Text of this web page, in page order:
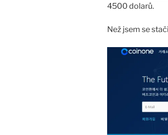
4500 dolarů.
Než jsem se